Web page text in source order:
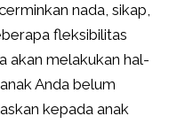
nada, sikap,
fleksibilitas
akan melakukan hal-
Anda belum
kepada anak